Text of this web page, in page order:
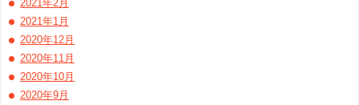
2021年2月
2021年1月
2020年12月
2020年11月
2020年10月
2020年9月